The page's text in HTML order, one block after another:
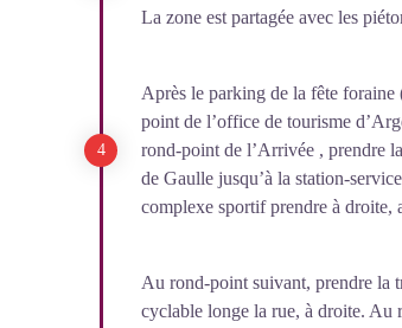
La zone est partagée avec les
Après le parking de la fête
point de l’office de tourisme
rond-point de l’Arrivée , prendre
de Gaulle jusqu’à la station-
complexe sportif prendre à droite,
Au rond-point suivant, prendre la
cyclable longe la rue, à droite. Au